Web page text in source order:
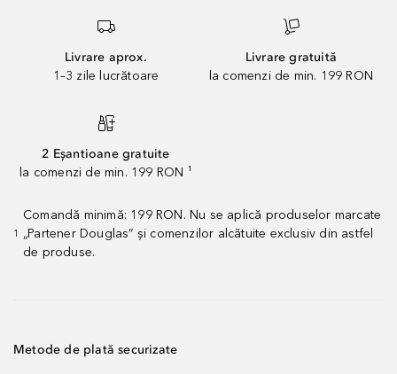
Livrare aprox.
1–3 zile lucrătoare
Livrare gratuită
la comenzi de min. 199 RON
2 Eșantioane gratuite
la comenzi de min. 199 RON ¹
1
Comandă minimă: 199 RON. Nu se aplică produselor marcate
„Partener Douglas” și comenzilor alcătuite exclusiv din astfel
de produse.
Metode de plată securizate